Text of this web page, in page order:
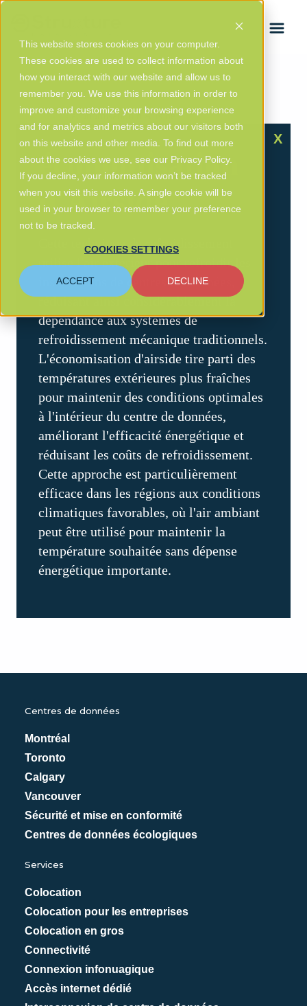
This website stores cookies on your computer.
These cookies are used to collect information about
how you interact with our website and allow us to
remember you. We use this information in order to
improve and customize your browsing experience
and for analytics and metrics about our visitors both
on this website and other media. To find out more
about the cookies we use, see our Privacy Policy.
If you decline, your information won’t be tracked
when you visit this website. A single cookie will be
used in your browser to remember your preference
not to be tracked.
COOKIES SETTINGS
ACCEPT DECLINE
ENGLISH
Glossary/ économisation d'Airside
X
économisation
d'Airside
Cette technique de refroidissement
utilise l'air extérieur pour refroidir les
installations de centres de données,
réduisant ainsi considérablement la
dépendance aux systèmes de
refroidissement mécanique traditionnels.
L'économisation d'airside tire parti des
températures extérieures plus fraîches
pour maintenir des conditions optimales
à l'intérieur du centre de données,
améliorant l'efficacité énergétique et
réduisant les coûts de refroidissement.
Cette approche est particulièrement
efficace dans les régions aux conditions
climatiques favorables, où l'air ambiant
peut être utilisé pour maintenir la
température souhaitée sans dépense
énergétique importante.
Centres de données
Montréal
Toronto
Calgary
Vancouver
Sécurité et mise en conformité
Centres de données écologiques
Services
Colocation
Colocation pour les entreprises
Colocation en gros
Connectivité
Connexion infonuagique
Accès internet dédié